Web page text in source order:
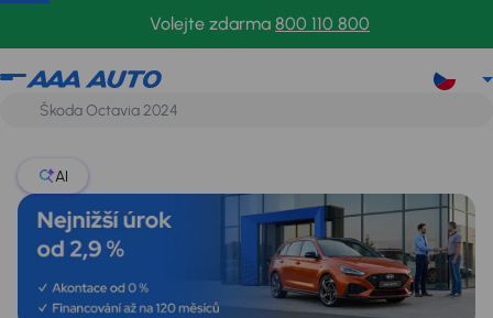
Volejte zdarma 800 110 800
Volvo
AI